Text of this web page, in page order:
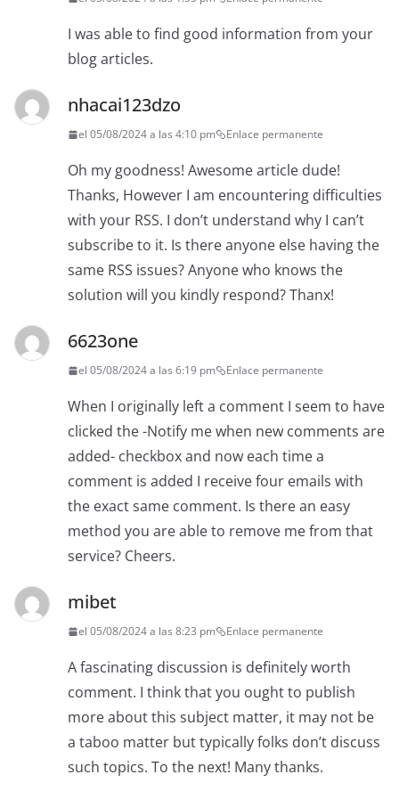
I was able to find good information from your
blog articles.
nhacai123dzo
el 05/08/2024 a las 4:10 pm Enlace permanente
Oh my goodness! Awesome article dude!
Thanks, However I am encountering difficulties
with your RSS. I don’t understand why I can’t
subscribe to it. Is there anyone else having the
same RSS issues? Anyone who knows the
solution will you kindly respond? Thanx!
6623one
el 05/08/2024 a las 6:19 pm Enlace permanente
When I originally left a comment I seem to have
clicked the -Notify me when new comments are
added- checkbox and now each time a
comment is added I receive four emails with
the exact same comment. Is there an easy
method you are able to remove me from that
service? Cheers.
mibet
el 05/08/2024 a las 8:23 pm Enlace permanente
A fascinating discussion is definitely worth
comment. I think that you ought to publish
more about this subject matter, it may not be
a taboo matter but typically folks don’t discuss
such topics. To the next! Many thanks.